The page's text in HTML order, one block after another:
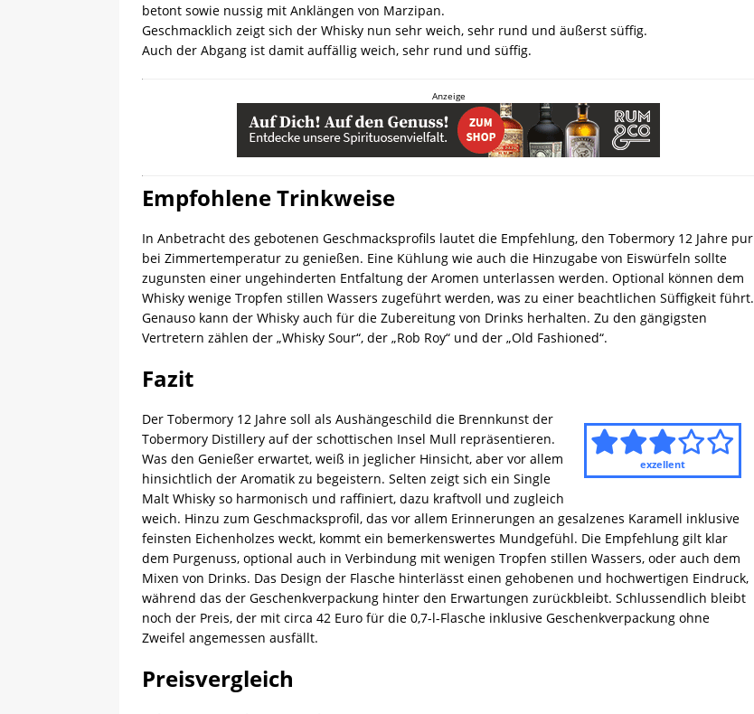
betont sowie nussig mit Anklängen von Marzipan.
Geschmacklich zeigt sich der Whisky nun sehr weich, sehr rund und äußerst süffig.
Auch der Abgang ist damit auffällig weich, sehr rund und süffig.
Anzeige
Empfohlene Trinkweise
In Anbetracht des gebotenen Geschmacksprofils lautet die Empfehlung, den Tobermory 12 Jahre pur
bei Zimmertemperatur zu genießen. Eine Kühlung wie auch die Hinzugabe von Eiswürfeln sollte
zugunsten einer ungehinderten Entfaltung der Aromen unterlassen werden. Optional können dem
Whisky wenige Tropfen stillen Wassers zugeführt werden, was zu einer beachtlichen Süffigkeit führt.
Genauso kann der Whisky auch für die Zubereitung von Drinks herhalten. Zu den gängigsten
Vertretern zählen der „Whisky Sour“, der „Rob Roy“ und der „Old Fashioned“.
Fazit
exzellent
Der Tobermory 12 Jahre soll als Aushängeschild die Brennkunst der
Tobermory Distillery auf der schottischen Insel Mull repräsentieren.
Was den Genießer erwartet, weiß in jeglicher Hinsicht, aber vor allem
hinsichtlich der Aromatik zu begeistern. Selten zeigt sich ein Single
Malt Whisky so harmonisch und raffiniert, dazu kraftvoll und zugleich
weich. Hinzu zum Geschmacksprofil, das vor allem Erinnerungen an gesalzenes Karamell inklusive
feinsten Eichenholzes weckt, kommt ein bemerkenswertes Mundgefühl. Die Empfehlung gilt klar
dem Purgenuss, optional auch in Verbindung mit wenigen Tropfen stillen Wassers, oder auch dem
Mixen von Drinks. Das Design der Flasche hinterlässt einen gehobenen und hochwertigen Eindruck,
während das der Geschenkverpackung hinter den Erwartungen zurückbleibt. Schlussendlich bleibt
noch der Preis, der mit circa 42 Euro für die 0,7-l-Flasche inklusive Geschenkverpackung ohne
Zweifel angemessen ausfällt.
Preisvergleich